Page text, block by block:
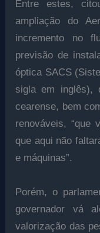
Entre estes,
ampliação do
incremento no
previsão de
óptica SACS
sigla em inglês),
cearense, bem
renováveis, “que
que aqui não
e máquinas”.
Porém, o
governador vá
valorização das